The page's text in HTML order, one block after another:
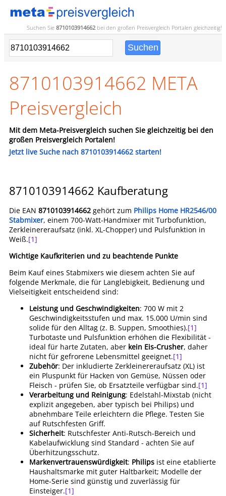
Suchen Sie 8710103914662 bei den großen Preisvergleich Portalen gleichzeitig!
8710103914662 META
Preisvergleich
Mit dem Meta-Preisvergleich suchen Sie gleichzeitig bei den
großen Preisvergleich Portalen!
Jetzt live Suche nach 8710103914662 starten!
8710103914662 Kaufberatung
Die EAN 8710103914662 gehört zum Philips Home HR2546/00
Stabmixer, einem 700-Watt-Handmixer mit Turbofunktion,
Zerkleinereraufsatz (inkl. XL-Chopper) und Pulsfunktion in
Weiß.[1]
Wichtige Kaufkriterien und zu beachtende Punkte
Beim Kauf eines Stabmixers wie diesem achten Sie auf
folgende Merkmale, die für Langlebigkeit, Bedienung und
Vielseitigkeit entscheidend sind:
Leistung und Geschwindigkeiten: 700 W mit 2
Geschwindigkeitsstufen und max. 15.000 U/min sind
solide für den Alltag (z. B. Suppen, Smoothies).[1]
Turbotaste und Pulsfunktion erhöhen die Flexibilität -
ideal für harte Zutaten, aber kein Eis-Crusher, daher
nicht für gefrorene Lebensmittel geeignet.[1]
Zubehör: Der inkludierte Zerkleinereraufsatz (XL) ist
ein Pluspunkt für Hacken von Gemüse, Nüssen oder
Fleisch - prüfen Sie, ob Ersatzteile verfügbar sind.[1]
Verarbeitung und Reinigung: Edelstahl-Mixstab (nicht
explizit angegeben, aber typisch bei Philips) und
abnehmbare Teile erleichtern die Pflege. Testen Sie
auf Rutschfesten Griff.
Sicherheit: Rutschfester Anti-Rutsch-Bereich und
Kabelaufwicklung sind Standard - achten Sie auf
Überhitzungsschutz.
Markenvertrauenswürdigkeit: Philips ist eine etablierte
Haushaltsmarke mit guter Haltbarkeit; Modelle der
Home-Serie sind günstig und zuverlässig für
Einsteiger.[1]